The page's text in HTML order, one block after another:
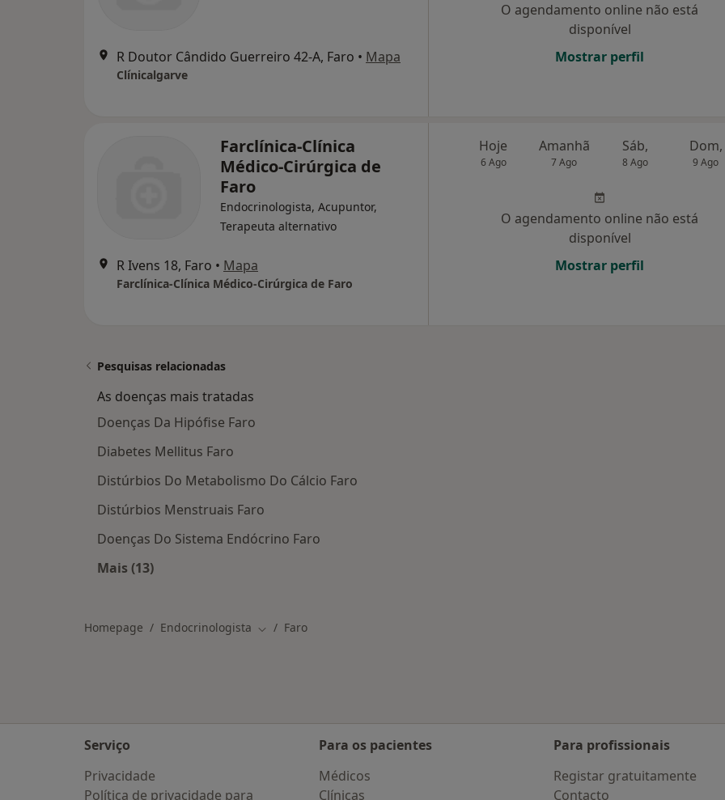
R Doutor Cândido Guerreiro 42-A, Faro • Mapa
Clínicalgarve
O agendamento online não está
disponível
Mostrar perfil
Farclínica-Clínica
Médico-Cirúrgica de
Faro
Endocrinologista, Acupuntor,
Terapeuta alternativo
R Ivens 18, Faro • Mapa
Farclínica-Clínica Médico-Cirúrgica de Faro
Hoje
6 Ago
Amanhã
7 Ago
Sáb,
8 Ago
Dom,
9 Ago
O agendamento online não está
disponível
Mostrar perfil
Pesquisas relacionadas
As doenças mais tratadas
Doenças Da Hipófise Faro
Diabetes Mellitus Faro
Distúrbios Do Metabolismo Do Cálcio Faro
Distúrbios Menstruais Faro
Doenças Do Sistema Endócrino Faro
Mais (13)
Homepage Endocrinologista Mudar de cidade
Faro
Serviço
Privacidade
Política de privacidade para
Para os pacientes
Médicos
Clínicas
Para profissionais
Registar gratuitamente
Contacto